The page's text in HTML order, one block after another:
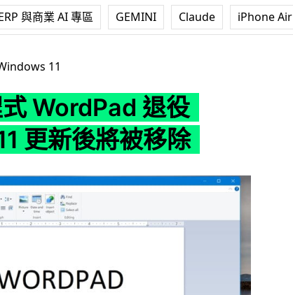
與商業 AI 專區 GEMINI Claude iPhone Air
11
WordPad 退役
更新後將被移除